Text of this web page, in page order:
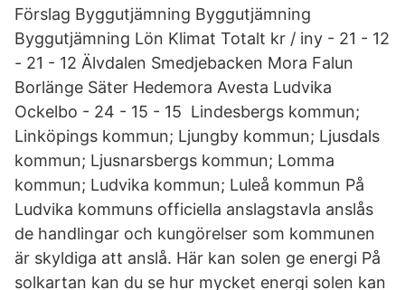
Förslag Byggutjämning Byggutjämning
Byggutjämning Lön Klimat Totalt kr / iny - 21 - 12
- 21 - 12 Älvdalen Smedjebacken Mora Falun
Borlänge Säter Hedemora Avesta Ludvika
Ockelbo - 24 - 15 - 15 Lindesbergs kommun;
Linköpings kommun; Ljungby kommun; Ljusdals
kommun; Ljusnarsbergs kommun; Lomma
kommun; Ludvika kommun; Luleå kommun På
Ludvika kommuns officiella anslagstavla anslås
de handlingar och kungörelser som kommunen
är skyldiga att anslå. Här kan solen ge energi På
solkartan kan du se hur mycket energi solen kan